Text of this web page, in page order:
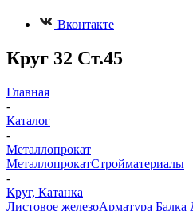
Вконтакте
Круг 32 Ст.45
Главная
-
Каталог
-
Металлопрокат
МеталлопрокатСтройматериалы
-
Круг, Катанка
Листовое железоАрматура Балка